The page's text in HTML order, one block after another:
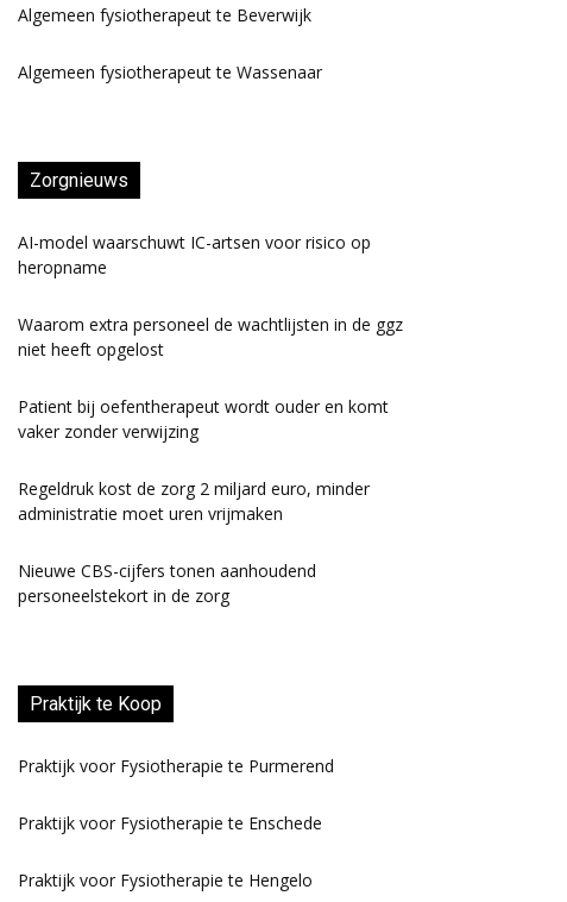
Algemeen fysiotherapeut te Beverwijk
Algemeen fysiotherapeut te Wassenaar
Zorgnieuws
AI-model waarschuwt IC-artsen voor risico op
heropname
Waarom extra personeel de wachtlijsten in de ggz
niet heeft opgelost
Patient bij oefentherapeut wordt ouder en komt
vaker zonder verwijzing
Regeldruk kost de zorg 2 miljard euro, minder
administratie moet uren vrijmaken
Nieuwe CBS-cijfers tonen aanhoudend
personeelstekort in de zorg
Praktijk te Koop
Praktijk voor Fysiotherapie te Purmerend
Praktijk voor Fysiotherapie te Enschede
Praktijk voor Fysiotherapie te Hengelo